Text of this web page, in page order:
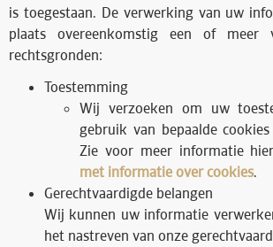
is toegestaan. De verwerking van uw
plaats overeenkomstig een of meer
rechtsgronden:
Toestemming
Wij verzoeken om uw
gebruik van bepaalde
Zie voor meer informatie
met informatie over cookies.
Gerechtvaardigde belangen
Wij kunnen uw informatie
het nastreven van onze